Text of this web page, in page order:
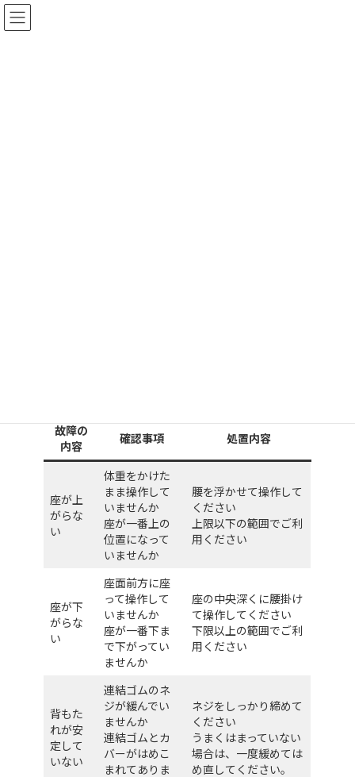
コ
ン
ナ
ビ
故障の
内容
確認事項 処置内容
座が上
がらな
い
体重をかけた
まま操作して
いませんか
座が一番上の
位置になって
いませんか
腰を浮かせて操作して
ください
上限以下の範囲でご利
用ください
座が下
がらな
い
座面前方に座
って操作して
いませんか
座が一番下ま
で下がってい
ませんか
座の中央深くに腰掛け
て操作してください
下限以上の範囲でご利
用ください
背もた
れが安
定して
いない
連結ゴムのネ
ジが緩んでい
ませんか
連結ゴムとカ
バーがはめこ
まれてありま
ネジをしっかり締めて
ください
うまくはまっていない
場合は、一度緩めては
め直してください。